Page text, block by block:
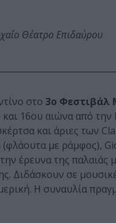
Θέατρο Επιδαύρου
στο 3ο Φεστιβάλ
16ου αιώνα από
και άριες των
(φλάουτα με ράμφος),
έρευνα της παλαιάς
Διδάσκουν σε
H συναυλία